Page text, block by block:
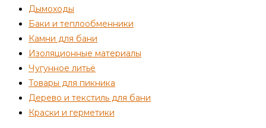
Дымоходы
Баки и теплообменники
Камни для бани
Изоляционные материалы
Чугунное литьё
Товары для пикника
Дерево и текстиль для бани
Краски и герметики